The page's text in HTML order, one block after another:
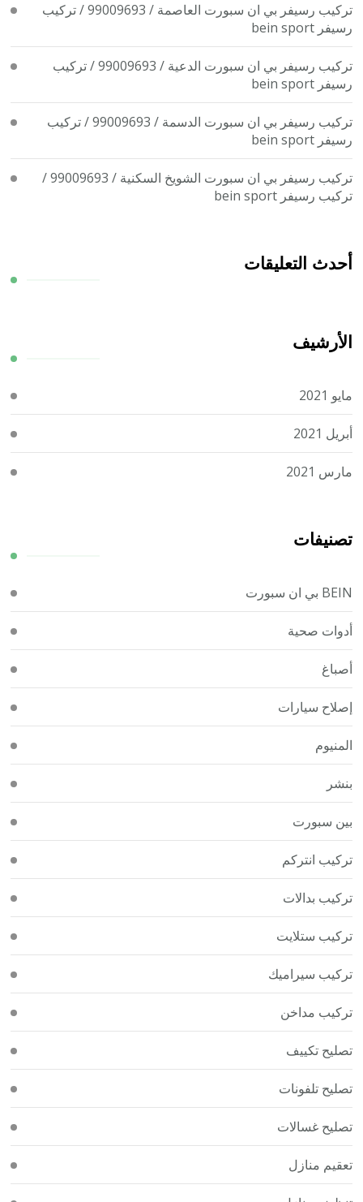
تركيب رسيفر بي ان سبورت العاصمة / 99009693 / تركيب
رسيفر bein sport
تركيب رسيفر بي ان سبورت الدعية / 99009693 / تركيب
رسيفر bein sport
تركيب رسيفر بي ان سبورت الدسمة / 99009693 / تركيب
رسيفر bein sport
تركيب رسيفر بي ان سبورت الشويخ السكنية / 99009693 /
تركيب رسيفر bein sport
أحدث التعليقات
الأرشيف
مايو 2021
أبريل 2021
مارس 2021
تصنيفات
BEIN بي ان سبورت
أدوات صحية
أصباغ
إصلاح سيارات
المنيوم
بنشر
بين سبورت
تركيب انتركم
تركيب بدالات
تركيب ستلايت
تركيب سيراميك
تركيب مداخن
تصليح تكييف
تصليح تلفونات
تصليح غسالات
تعقيم منازل